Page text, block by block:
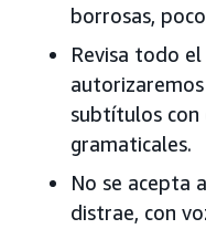
borrosas,
Revisa todo
subtítulos
gramaticales.
No se acepta
distrae, con